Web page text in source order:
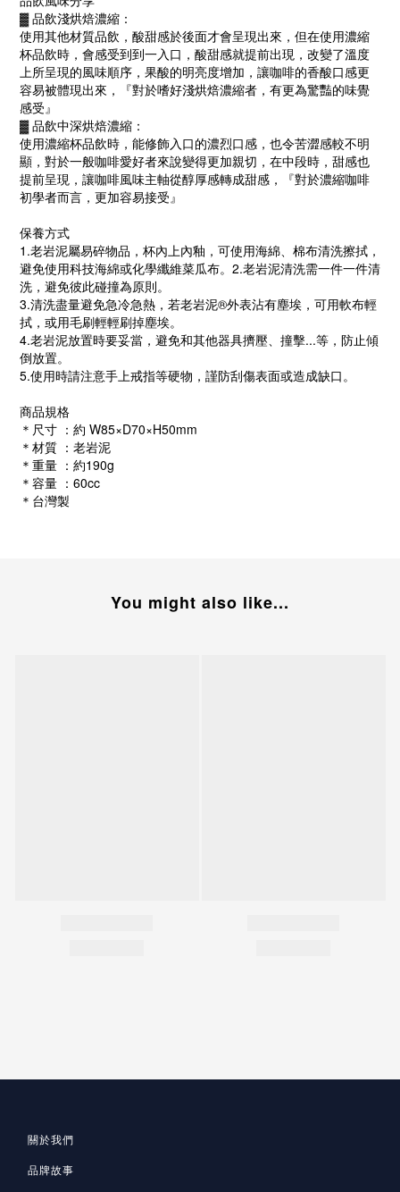
▓ 品飲淺烘焙濃縮：
使用其他材質品飲，酸甜感於後面才會呈現出來，但在使用濃縮
杯品飲時，會感受到到一入口，酸甜感就提前出現，改變了溫度
上所呈現的風味順序，果酸的明亮度增加，讓咖啡的香酸口感更
容易被體現出來，『對於嗜好淺烘焙濃縮者，有更為驚豔的味覺
感受』
▓ 品飲中深烘焙濃縮：
使用濃縮杯品飲時，能修飾入口的濃烈口感，也令苦澀感較不明
顯，對於一般咖啡愛好者來說變得更加親切，在中段時，甜感也
提前呈現，讓咖啡風味主軸從醇厚感轉成甜感，『對於濃縮咖啡
初學者而言，更加容易接受』
保養方式
1.老岩泥屬易碎物品，杯內上內釉，可使用海綿、棉布清洗擦拭，
避免使用科技海綿或化學纖維菜瓜布。2.老岩泥清洗需一件一件清
洗，避免彼此碰撞為原則。
3.清洗盡量避免急冷急熱，若老岩泥®外表沾有塵埃，可用軟布輕
拭，或用毛刷輕輕刷掉塵埃。
4.老岩泥放置時要妥當，避免和其他器具擠壓、撞擊...等，防止傾
倒放置。
5.使用時請注意手上戒指等硬物，謹防刮傷表面或造成缺口。
商品規格
＊尺寸 ：約 W85×D70×H50mm
＊材質 ：老岩泥
＊重量 ：約190g
＊容量 ：60cc
＊台灣製
You might also like...
關於我們
品牌故事